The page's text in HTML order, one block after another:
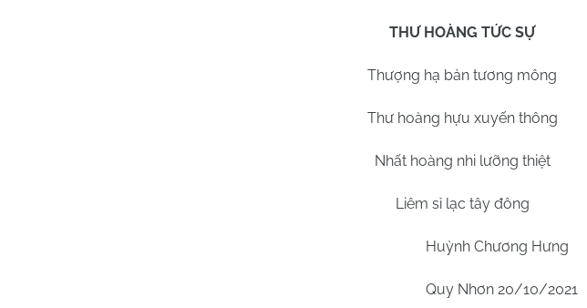
THƯ HOÀNG TỨC SỰ
Thượng hạ bản tương mông
Thư hoàng hựu xuyến thông
Nhất hoàng nhi lưỡng thiệt
Liêm sỉ lạc tây đông
Huỳnh Chương Hưng
Quy Nhơn 20/10/2021